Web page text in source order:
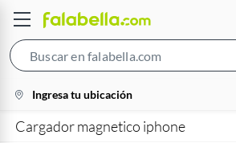
Bar
location-
icon
Ingresa tu ubicación
Cargador magnetico iphone